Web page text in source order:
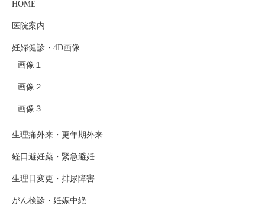
HOME
医院案内
妊婦健診・4D画像
画像１
画像２
画像３
生理痛外来・更年期外来
経口避妊薬・緊急避妊
生理日変更・排尿障害
がん検診・妊娠中絶